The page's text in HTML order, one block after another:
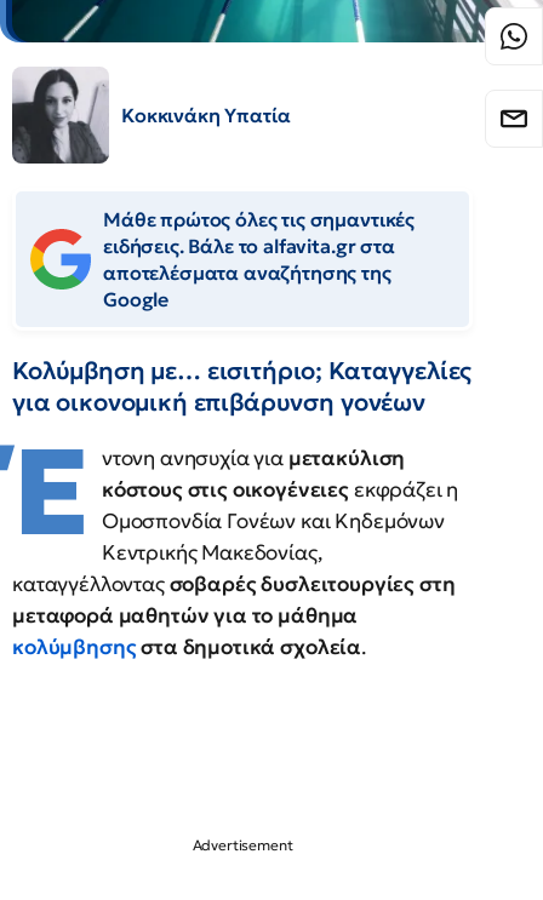
Κοκκινάκη Υπατία
Μάθε πρώτος όλες τις σημαντικές
ειδήσεις. Βάλε το alfavita.gr στα
αποτελέσματα αναζήτησης της
Google
Κολύμβηση με… εισιτήριο; Καταγγελίες
για οικονομική επιβάρυνση γονέων
Έ ντονη ανησυχία για μετακύλιση
κόστους στις οικογένειεςεκφράζει η
Ομοσπονδία Γονέων και Κηδεμόνων
Κεντρικής Μακεδονίας,
καταγγέλλονταςσοβαρές δυσλειτουργίες στη
μεταφορά μαθητών για το μάθημα
κολύμβησηςστα δημοτικά σχολεία.